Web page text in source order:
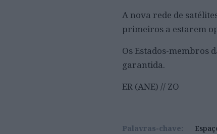
A nova rede de
primeiros a estarem
Os Estados-membros
garantida.
ER (ANE) // ZO
Palavras-chave: